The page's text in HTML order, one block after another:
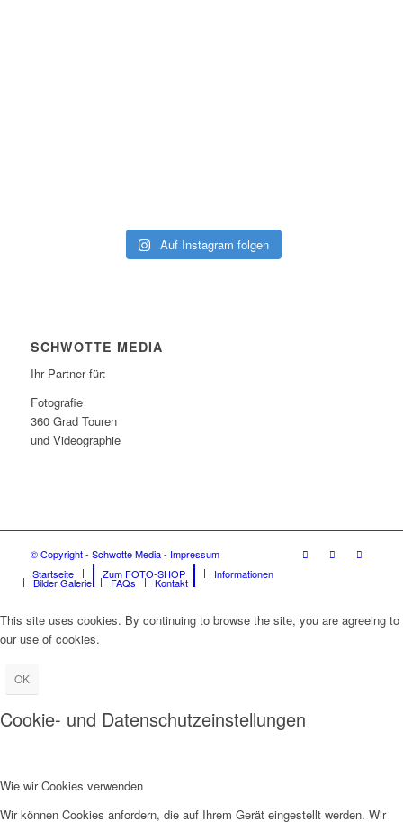
Auf Instagram folgen
SCHWOTTE MEDIA
Ihr Partner für:
Fotografie
360 Grad Touren
und Videographie
© Copyright - Schwotte Media - Impressum
Startseite
Zum FOTO-SHOP Informationen
Bilder Galerie FAQs Kontakt
This site uses cookies. By continuing to browse the site, you are agreeing to
our use of cookies.
OK
Cookie- und Datenschutzeinstellungen
Wie wir Cookies verwenden
Wir können Cookies anfordern, die auf Ihrem Gerät eingestellt werden. Wir